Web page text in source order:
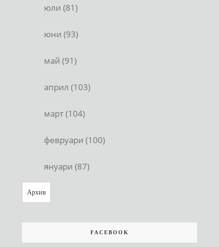
юли (81)
юни (93)
май (91)
април (103)
март (104)
февруари (100)
януари (87)
Архив
FACEBOOK